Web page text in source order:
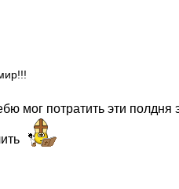
мог потратить эти полдня